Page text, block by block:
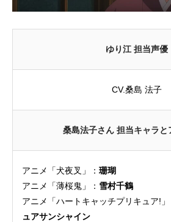
ゆり江 担当声優
CV.桑島 法子
桑島法子さん 担当キャラと
アニメ「犬夜叉」： 珊瑚
アニメ「薄桜鬼」： 雪村千鶴
アニメ「ハートキャッチプリキュア!」
ュアサンシャイン